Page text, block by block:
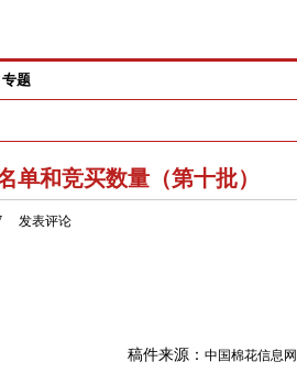
专题
单和竞买数量（第十批）
发表评论
稿件来源： 中国棉花信息网